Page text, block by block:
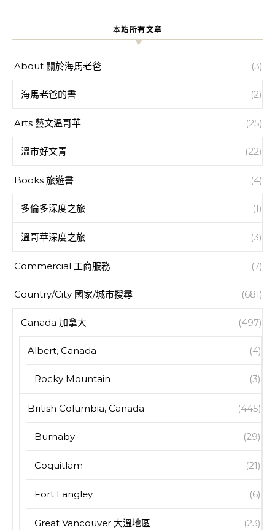
本站所有文章
About 關於海馬老爸 (3)
海馬老爸的書 (2)
Arts 藝文溫哥華 (25)
溫市好文青 (22)
Books 旅遊書 (4)
多倫多深度之旅 (1)
溫哥華深度之旅 (3)
Commercial 工商服務 (7)
Country/City 國家/城市搜尋 (681)
Canada 加拿大 (497)
Albert, Canada (4)
Rocky Mountain (3)
British Columbia, Canada (445)
Burnaby (29)
Coquitlam (21)
Fort Langley (6)
Great Vancouver 大溫地區 (23)